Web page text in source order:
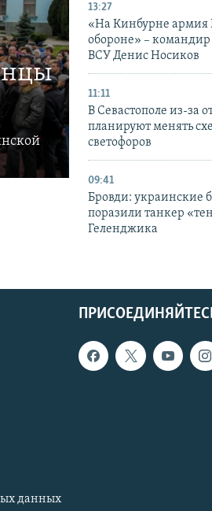
13:27
«На Кинбурне армия
обороне» –
ВСУ Денис Носиков
11:11
В Севастополе из-за
планируют менять
светофоров
09:41
Бровди: украинские
поразили танкер
Геленджика
данных